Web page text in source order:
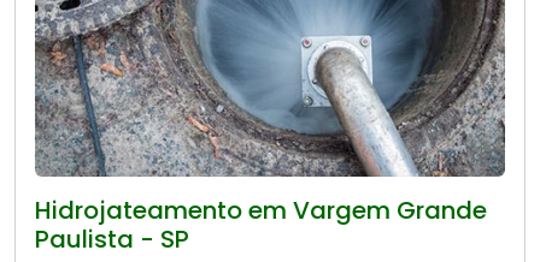
Hidrojateamento em Vargem Grande
Paulista - SP